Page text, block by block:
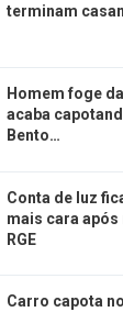
terminam
Homem foge
acaba
Bento…
Conta de luz
mais cara após
RGE
Carro capota